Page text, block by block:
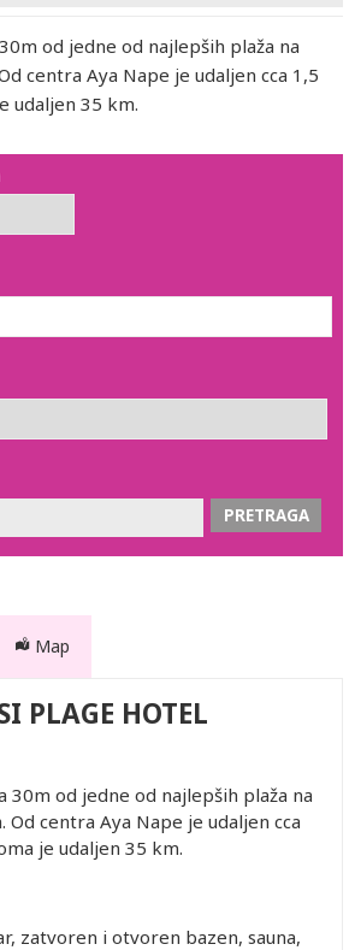
od jedne od najlepših plaža na
centra Aya Nape je udaljen cca 1,5
udaljen 35 km.
Map
PLAGE HOTEL
30m od jedne od najlepših plaža na
Od centra Aya Nape je udaljen cca
je udaljen 35 km.
zatvoren i otvoren bazen, sauna,